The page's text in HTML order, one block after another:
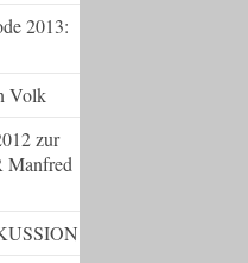
2013:
Volk
zur
Manfred